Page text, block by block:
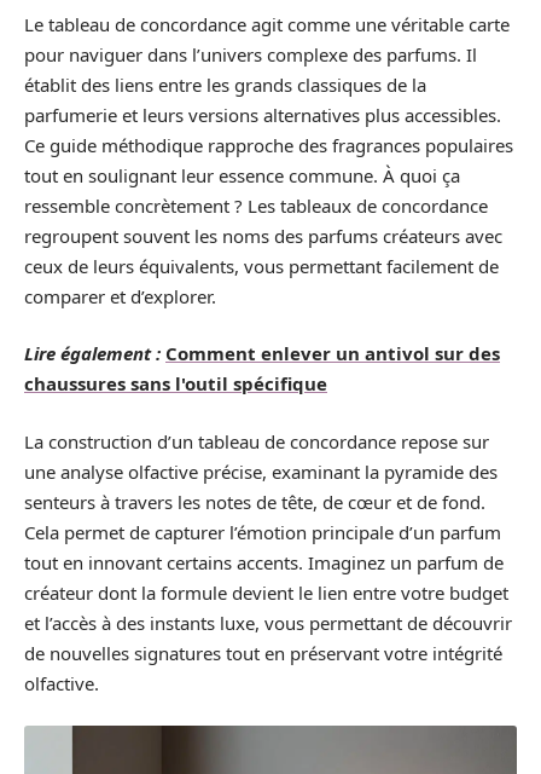
Le tableau de concordance agit comme une véritable carte
pour naviguer dans l’univers complexe des parfums. Il
établit des liens entre les grands classiques de la
parfumerie et leurs versions alternatives plus accessibles.
Ce guide méthodique rapproche des fragrances populaires
tout en soulignant leur essence commune. À quoi ça
ressemble concrètement ? Les tableaux de concordance
regroupent souvent les noms des parfums créateurs avec
ceux de leurs équivalents, vous permettant facilement de
comparer et d’explorer.
Lire également : Comment enlever un antivol sur des
chaussures sans l'outil spécifique
La construction d’un tableau de concordance repose sur
une analyse olfactive précise, examinant la pyramide des
senteurs à travers les notes de tête, de cœur et de fond.
Cela permet de capturer l’émotion principale d’un parfum
tout en innovant certains accents. Imaginez un parfum de
créateur dont la formule devient le lien entre votre budget
et l’accès à des instants luxe, vous permettant de découvrir
de nouvelles signatures tout en préservant votre intégrité
olfactive.